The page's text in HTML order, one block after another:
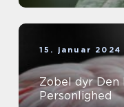
15. januar 2024
Zobel dyr Den Lille Pelskugle med Stor
Personlighed